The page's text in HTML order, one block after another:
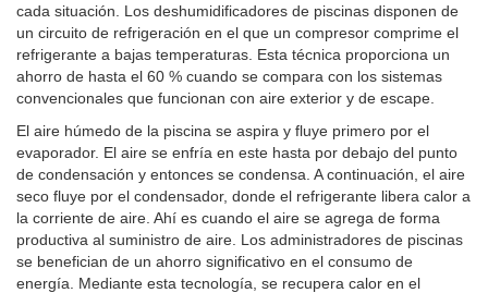
cada situación. Los deshumidificadores de piscinas disponen de
un circuito de refrigeración en el que un compresor comprime el
refrigerante a bajas temperaturas. Esta técnica proporciona un
ahorro de hasta el 60 % cuando se compara con los sistemas
convencionales que funcionan con aire exterior y de escape.
El aire húmedo de la piscina se aspira y fluye primero por el
evaporador. El aire se enfría en este hasta por debajo del punto
de condensación y entonces se condensa. A continuación, el aire
seco fluye por el condensador, donde el refrigerante libera calor a
la corriente de aire. Ahí es cuando el aire se agrega de forma
productiva al suministro de aire. Los administradores de piscinas
se benefician de un ahorro significativo en el consumo de
energía. Mediante esta tecnología, se recupera calor en el